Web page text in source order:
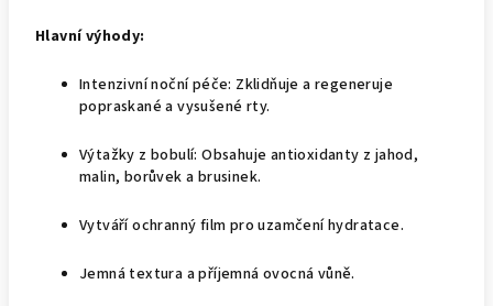
Hlavní výhody:
Intenzivní noční péče: Zklidňuje a regeneruje
popraskané a vysušené rty.
Výtažky z bobulí: Obsahuje antioxidanty z jahod,
malin, borůvek a brusinek.
Vytváří ochranný film pro uzamčení hydratace.
Jemná textura a příjemná ovocná vůně.